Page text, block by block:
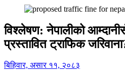
विश्लेषण: नेपालीको
प्रस्तावित ट्राफिक
बिहिवार, असार ११, २०८३